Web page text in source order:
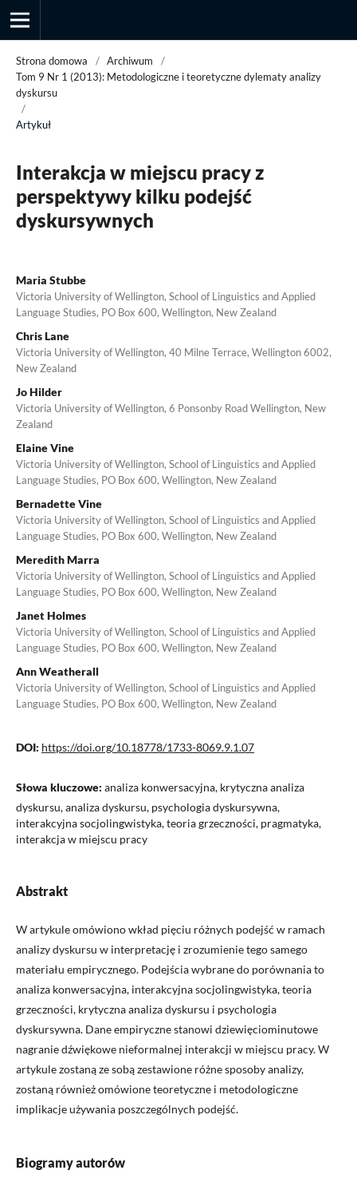
Strona domowa / Archiwum
/
Tom 9 Nr 1 (2013): Metodologiczne i teoretyczne dylematy analizy
dyskursu
/
Artykuł
Interakcja w miejscu pracy z
perspektywy kilku podejść
dyskursywnych
Maria Stubbe
Victoria University of Wellington, School of Linguistics and Applied
Language Studies, PO Box 600, Wellington, New Zealand
Chris Lane
Victoria University of Wellington, 40 Milne Terrace, Wellington 6002,
New Zealand
Jo Hilder
Victoria University of Wellington, 6 Ponsonby Road Wellington, New
Zealand
Elaine Vine
Victoria University of Wellington, School of Linguistics and Applied
Language Studies, PO Box 600, Wellington, New Zealand
Bernadette Vine
Victoria University of Wellington, School of Linguistics and Applied
Language Studies, PO Box 600, Wellington, New Zealand
Meredith Marra
Victoria University of Wellington, School of Linguistics and Applied
Language Studies, PO Box 600, Wellington, New Zealand
Janet Holmes
Victoria University of Wellington, School of Linguistics and Applied
Language Studies, PO Box 600, Wellington, New Zealand
Ann Weatherall
Victoria University of Wellington, School of Linguistics and Applied
Language Studies, PO Box 600, Wellington, New Zealand
DOI: https://doi.org/10.18778/1733-8069.9.1.07
Słowa kluczowe: analiza konwersacyjna, krytyczna analiza
dyskursu, analiza dyskursu, psychologia dyskursywna,
interakcyjna socjolingwistyka, teoria grzeczności, pragmatyka,
interakcja w miejscu pracy
Abstrakt
W artykule omówiono wkład pięciu różnych podejść w ramach
analizy dyskursu w interpretację i zrozumienie tego samego
materiału empirycznego. Podejścia wybrane do porównania to
analiza konwersacyjna, interakcyjna socjolingwistyka, teoria
grzeczności, krytyczna analiza dyskursu i psychologia
dyskursywna. Dane empiryczne stanowi dziewięciominutowe
nagranie dźwiękowe nieformalnej interakcji w miejscu pracy. W
artykule zostaną ze sobą zestawione różne sposoby analizy,
zostaną również omówione teoretyczne i metodologiczne
implikacje używania poszczególnych podejść.
Biogramy autorów